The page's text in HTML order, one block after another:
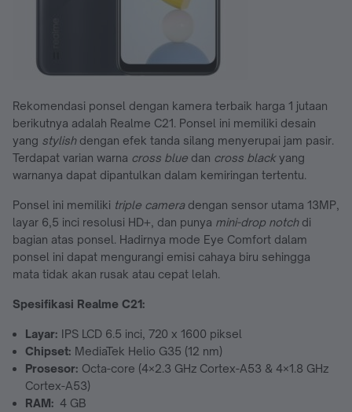
Rekomendasi ponsel dengan kamera terbaik harga 1 jutaan
berikutnya adalah Realme C21. Ponsel ini memiliki desain
yang stylish dengan efek tanda silang menyerupai jam pasir.
Terdapat varian warna cross blue dan cross blackyang
warnanya dapat dipantulkan dalam kemiringan tertentu.
Ponsel ini memiliki triple camera dengan sensor utama 13MP,
layar 6,5 inci resolusi HD+, dan punya mini-drop notchdi
bagian atas ponsel. Hadirnya mode Eye Comfort dalam
ponsel ini dapat mengurangi emisi cahaya biru sehingga
mata tidak akan rusak atau cepat lelah.
Spesifikasi Realme C21:
Layar: IPS LCD 6.5 inci, 720 x 1600 piksel
Chipset: MediaTek Helio G35 (12 nm)
Prosesor: Octa-core (4×2.3 GHz Cortex-A53 & 4×1.8 GHz
Cortex-A53)
RAM: 4 GB